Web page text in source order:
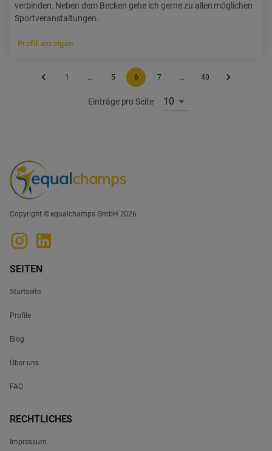
verbinden. Neben dem Becken gehe ich gerne zu allen möglichen
Sportveranstaltungen.
Profil anzeigen
1 … 5 6 7 … 40
Einträge pro Seite 10
Copyright © equalchamps GmbH 2026
SEITEN
Startseite
Profile
Blog
Über uns
FAQ
RECHTLICHES
Impressum